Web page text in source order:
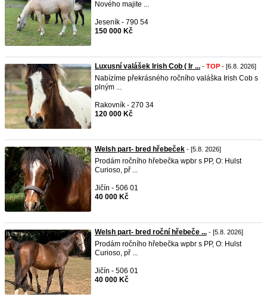
Nového majite ...
Jeseník - 790 54
150 000 Kč
Luxusní valášek Irish Cob ( Ir ... - TOP - [6.8. 2026]
Nabízíme překrásného ročního valáška Irish Cob s
plným ...
Rakovník - 270 34
120 000 Kč
Welsh part- bred hřebeček - [5.8. 2026]
Prodám ročního hřebečka wpbr s PP, O: Hulst
Curioso, př ...
Jičín - 506 01
40 000 Kč
Welsh part- bred roční hřebeče ... - [5.8. 2026]
Prodám ročního hřebečka wpbr s PP, O: Hulst
Curioso, př ...
Jičín - 506 01
40 000 Kč